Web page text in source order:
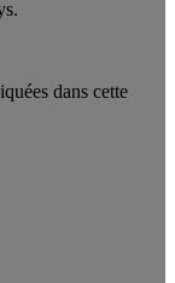
dans cette